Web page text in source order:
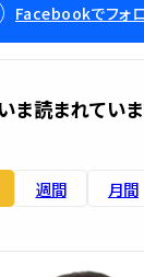
Facebookでフォ
ま読まれていま
週間 月間